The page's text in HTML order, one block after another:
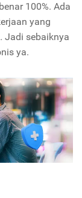
100%. Ada
yang
Jadi sebaiknya
ya.